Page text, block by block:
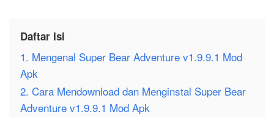
Daftar Isi
1. Mengenal Super Bear Adventure v1.9.9.1 Mod
Apk
2. Cara Mendownload dan Menginstal Super Bear
Adventure v1.9.9.1 Mod Apk